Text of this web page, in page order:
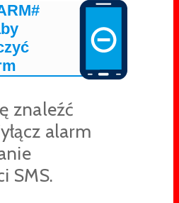
znaleźć
alarm
SMS.